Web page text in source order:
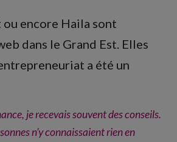
encore Haila sont
dans le Grand Est. Elles
a été un
je recevais souvent des conseils.
n’y connaissaient rien en